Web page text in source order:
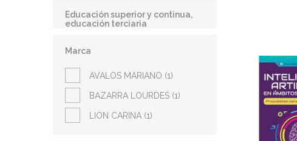
Educación superior y continua,
educación terciaria
Marca
AVALOS MARIANO (1)
BAZARRA LOURDES (1)
LION CARINA (1)